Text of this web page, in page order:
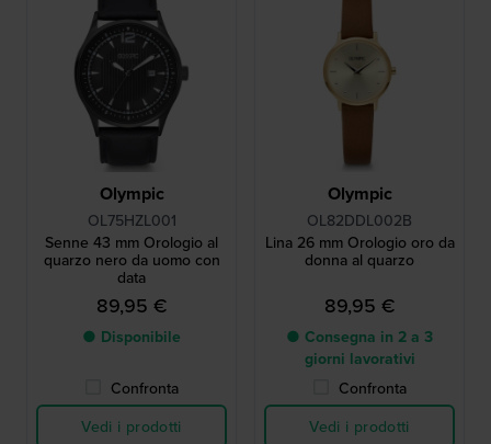
Olympic
OL75HZL001
Senne 43 mm Orologio al
quarzo nero da uomo con
data
89,95 €
● Disponibile
Confronta
Vedi i prodotti
Olympic
OL82DDL002B
Lina 26 mm Orologio oro da
donna al quarzo
89,95 €
● Consegna in 2 a 3
giorni lavorativi
Confronta
Vedi i prodotti